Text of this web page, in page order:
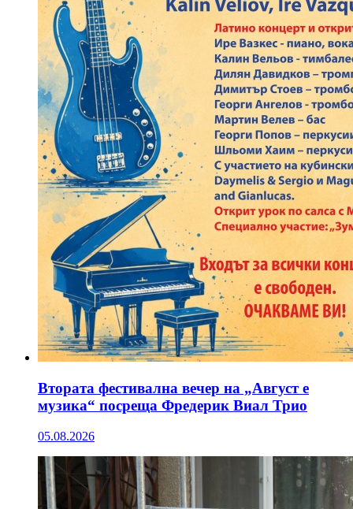
Втората фестивална вечер на „Август е
музика“ посреща Фредерик Виал Трио
05.08.2026